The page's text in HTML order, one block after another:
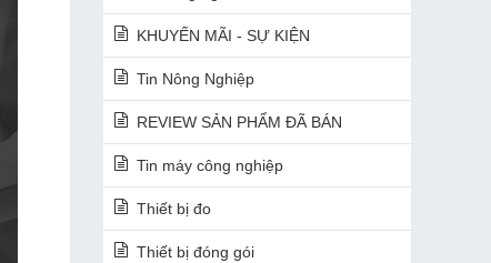
KHUYẾN MÃI - SỰ KIỆN
Tin Nông Nghiệp
REVIEW SẢN PHẨM ĐÃ BÁN
Tin máy công nghiệp
Thiết bị đo
Thiết bị đóng gói